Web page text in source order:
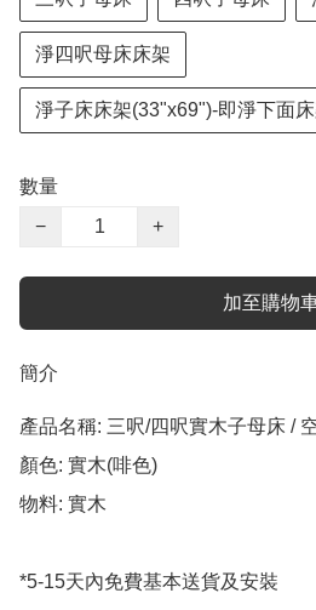
淨四呎母床床架
淨子床床架(33"x69")-即淨下面
數量
−
+
加至購物
簡介
產品名稱: 三呎/四呎實木子母床 /
顏色: 實木(啡色)
物料: 實木
*5-15天內免費基本送貨及安裝